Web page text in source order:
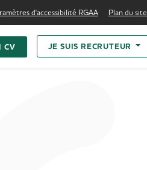
d'accessibilité RGAA Plan du site
CV JE SUIS RECRUTEUR